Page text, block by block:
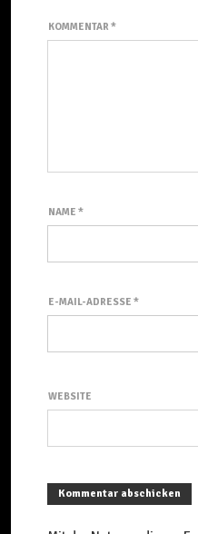
KOMMENTAR *
NAME *
E-MAIL-ADRESSE *
WEBSITE